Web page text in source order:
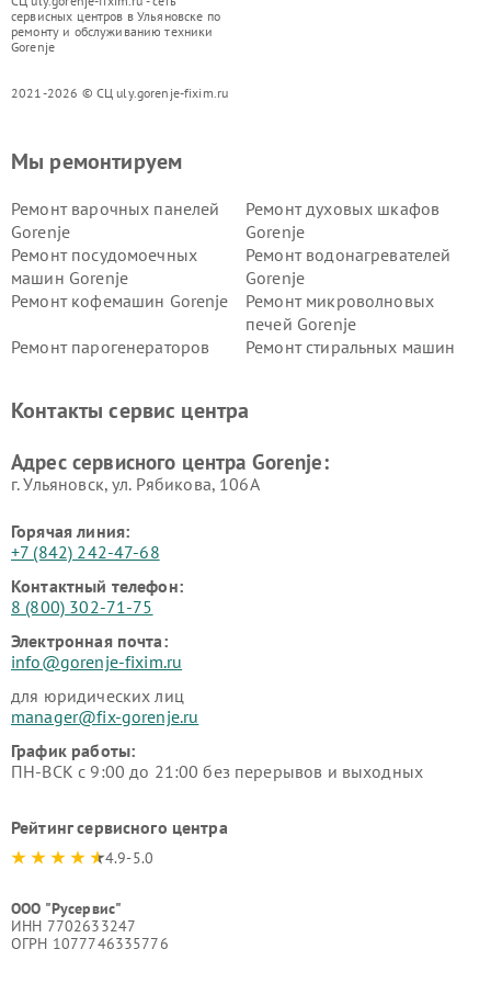
сервисных центров в Ульяновске по
ремонту и обслуживанию техники
Gorenje
2021-2026 © СЦ uly.gorenje-fixim.ru
Мы ремонтируем
Ремонт варочных панелей
Gorenje
Ремонт духовых шкафов
Gorenje
Ремонт посудомоечных
машин Gorenje
Ремонт водонагревателей
Gorenje
Ремонт кофемашин Gorenje
Ремонт микроволновых
печей Gorenje
Ремонт парогенераторов
Ремонт стиральных машин
Контакты сервис центра
Адрес сервисного центра Gorenje:
г. Ульяновск, ул. Рябикова, 106А
Горячая линия:
+7 (842) 242-47-68
Контактный телефон:
8 (800) 302-71-75
Электронная почта:
info@gorenje-fixim.ru
для юридических лиц
manager@fix-gorenje.ru
График работы:
ПН-ВСК с 9:00 до 21:00 без перерывов и выходных
Рейтинг сервисного центра
4.9-5.0
ООО "Русервис"
ИНН 7702633247
ОГРН 1077746335776